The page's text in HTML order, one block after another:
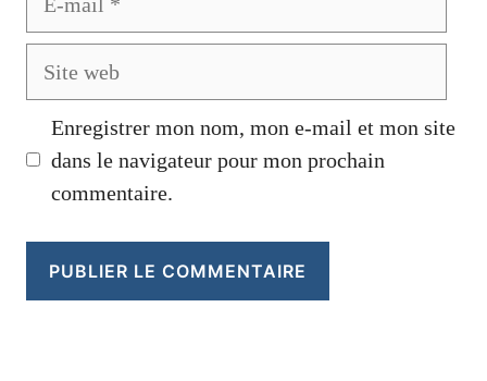
Enregistrer mon nom, mon e-mail et mon site
dans le navigateur pour mon prochain
commentaire.